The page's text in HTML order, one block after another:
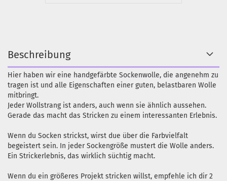
Beschreibung
Hier haben wir eine handgefärbte Sockenwolle, die angenehm zu
tragen ist und alle Eigenschaften einer guten, belastbaren Wolle
mitbringt.
Jeder Wollstrang ist anders, auch wenn sie ähnlich aussehen.
Gerade das macht das Stricken zu einem interessanten Erlebnis.
Wenn du Socken strickst, wirst due über die Farbvielfalt
begeistert sein. In jeder Sockengröße mustert die Wolle anders.
Ein Strickerlebnis, das wirklich süchtig macht.
Wenn du ein größeres Projekt stricken willst, empfehle ich dir 2